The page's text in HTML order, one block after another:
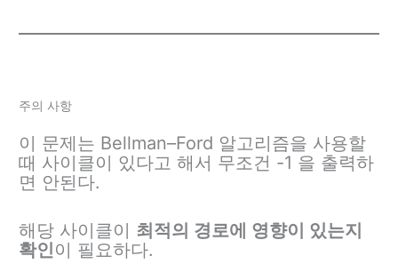
주의 사항
이 문제는 Bellman–Ford 알고리즘을 사용할
때 사이클이 있다고 해서 무조건 -1 을 출력하
면 안된다.
해당 사이클이 최적의 경로에 영향이 있는지
확인이 필요하다.